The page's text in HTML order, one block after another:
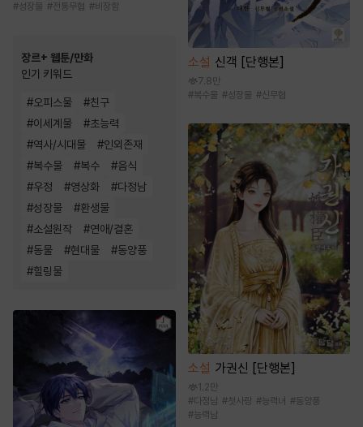
#성장물 #전통무협 #비장함
장르+ 웹툰/만화
인기 키워드
#오피스물 #친구
#이세계물 #초능력
#역사/시대물 #인외존재
#복수물 #복수 #음식
#우정 #영상화 #다정남
#성장물 #환생물
#소설원작 #연애/결혼
#동물 #현대물 #동양풍
#힐링물
소설 신객 [단행본]
7.8만
#복수물 #성장물 #신무협
소설 가권신 [단행본]
1.2만
#다정남 #첫사랑 #능력녀 #동양풍
#능력남